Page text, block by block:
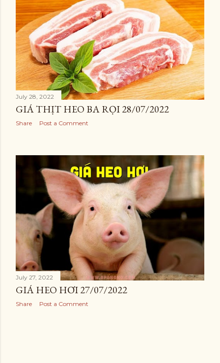
July 28, 2022
GIÁ THỊT HEO BA RỌI 28/07/2022
Share Post a Comment
July 27, 2022
GIÁ HEO HƠI 27/07/2022
Share Post a Comment